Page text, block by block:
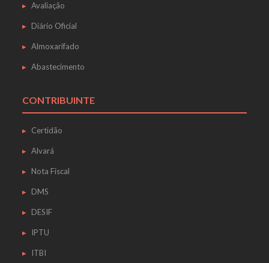
Avaliação
Diário Oficial
Almoxarifado
Abastecimento
CONTRIBUINTE
Certidão
Alvará
Nota Fiscal
DMS
DESIF
IPTU
ITBI